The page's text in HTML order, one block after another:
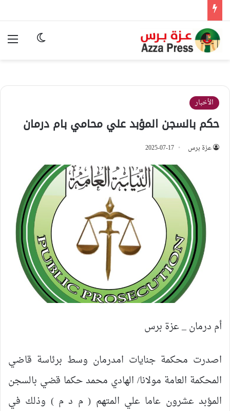
الوضع
الأخبار
حكم بالسجن المؤبد علي محامي بام درمان
عزة برس 2025-07-17
أم درمان _ عزة برس
اصدرت محكمة جنايات امدرمان وسط برئاسة قاضي
المحكمة العامة مولانا/ الهادي محمد حكما قضي بالسجن
المؤبد عشرون عاما علي المتهم ( م د م ) وذلك في